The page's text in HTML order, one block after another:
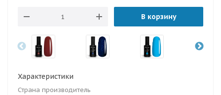
В корзину
Характеристики
Страна производитель